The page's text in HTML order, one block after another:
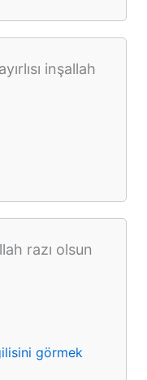
inşallah
razı olsun
görmek